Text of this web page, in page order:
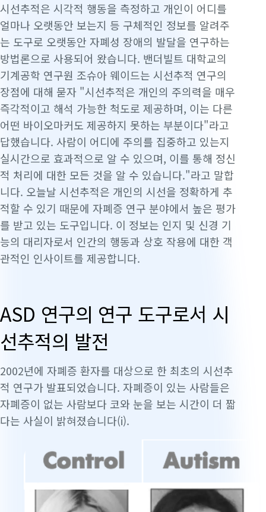
시선추적은 시각적 행동을 측정하고 개인이 어디를
얼마나 오랫동안 보는지 등 구체적인 정보를 알려주
는 도구로 오랫동안 자폐성 장애의 발달을 연구하는
방법론으로 사용되어 왔습니다. 밴더빌트 대학교의
기계공학 연구원 조슈아 웨이드는 시선추적 연구의
장점에 대해 묻자 "시선추적은 개인의 주의력을 매우
즉각적이고 해석 가능한 척도로 제공하며, 이는 다른
어떤 바이오마커도 제공하지 못하는 부분이다"라고
답했습니다. 사람이 어디에 주의를 집중하고 있는지
실시간으로 효과적으로 알 수 있으며, 이를 통해 정신
적 처리에 대한 모든 것을 알 수 있습니다."라고 말합
니다. 오늘날 시선추적은 개인의 시선을 정확하게 추
적할 수 있기 때문에 자폐증 연구 분야에서 높은 평가
를 받고 있는 도구입니다. 이 정보는 인지 및 신경 기
능의 대리자로서 인간의 행동과 상호 작용에 대한 객
관적인 인사이트를 제공합니다.
ASD 연구의 연구 도구로서 시
선추적의 발전
2002년에 자폐증 환자를 대상으로 한 최초의 시선추
적 연구가 발표되었습니다. 자폐증이 있는 사람들은
자폐증이 없는 사람보다 코와 눈을 보는 시간이 더 짧
다는 사실이 밝혀졌습니다(i).